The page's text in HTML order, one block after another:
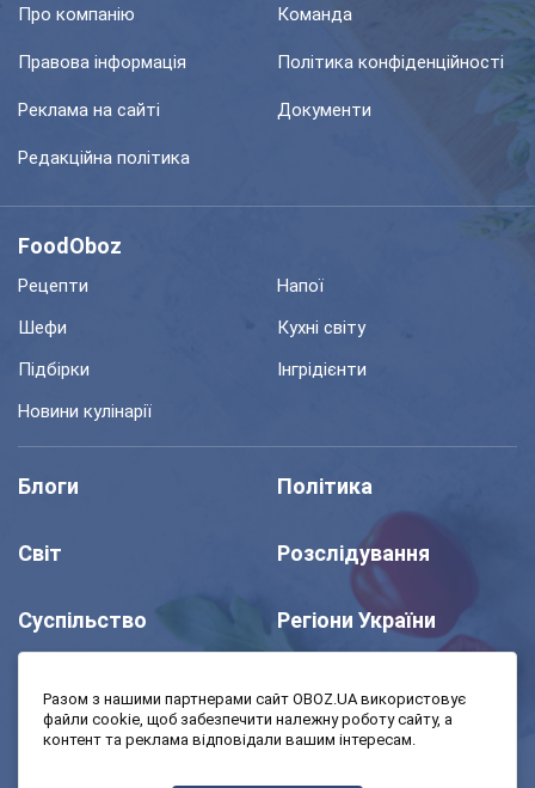
Про компанію Команда
Правова інформація Політика конфіденційності
Реклама на сайті Документи
Редакційна політика
FoodOboz
Рецепти
Напої
Шефи
Кухні світу
Підбірки
Інгрідієнти
Новини кулінарії
Блоги Політика
Світ Розслідування
Суспільство Регіони України
Моя школа
Разом з нашими партнерами сайт OBOZ.UA використовує
файли cookie, щоб забезпечити належну роботу сайту, а
контент та реклама відповідали вашим інтересам.